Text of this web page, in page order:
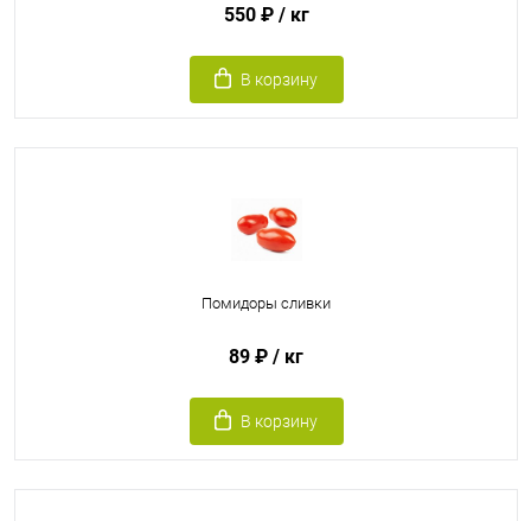
550 ₽ / кг
В корзину
Помидоры сливки
89 ₽ / кг
В корзину